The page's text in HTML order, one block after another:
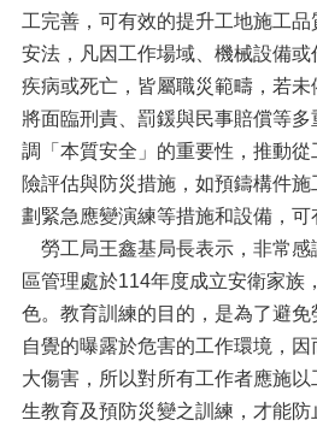
工完善，可有效的提升工地施工
安法，凡因工作場域、機械設備或
疾病或死亡，皆屬職災範疇，若
將面臨刑責、罰鍰與民事賠償等
調「本質安全」的重要性，推動
險評估與防災措施，如預鑄構件
劃緊急應變演練等措施和設備，可
勞工局王鑫基局長表示，非常感
區管理處於114年度成立安衛家族
色。教育訓練的目的，是為了避
自覺的曝露於危害的工作環境，
大傷害，所以對所有工作者應施
生教育及預防災變之訓練，才能